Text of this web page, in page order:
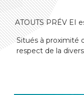
ATOUTS PRÉV EI
Situés à proximité
respect de la